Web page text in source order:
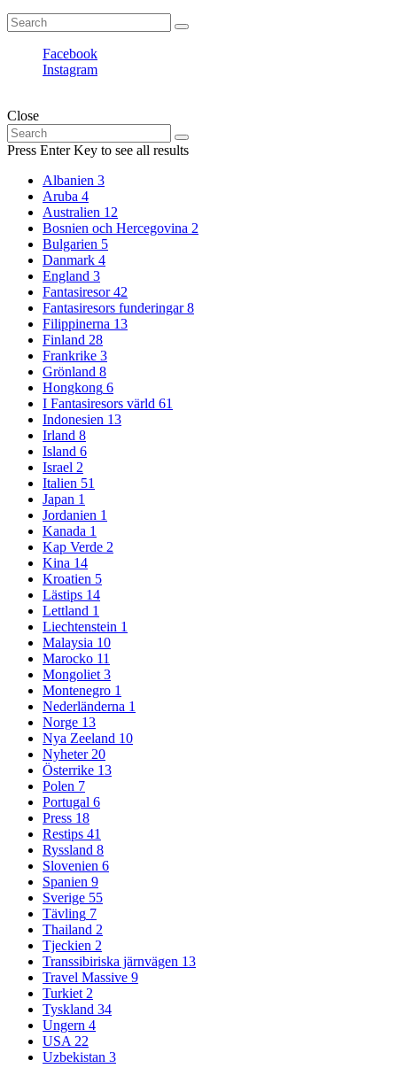
Search
for:
Search
Facebook
Instagram
Close
Search
for:
Search
Press Enter Key to see all results
Albanien 3
Aruba 4
Australien 12
Bosnien och Hercegovina 2
Bulgarien 5
Danmark 4
England 3
Fantasiresor 42
Fantasiresors funderingar 8
Filippinerna 13
Finland 28
Frankrike 3
Grönland 8
Hongkong 6
I Fantasiresors värld 61
Indonesien 13
Irland 8
Island 6
Israel 2
Italien 51
Japan 1
Jordanien 1
Kanada 1
Kap Verde 2
Kina 14
Kroatien 5
Lästips 14
Lettland 1
Liechtenstein 1
Malaysia 10
Marocko 11
Mongoliet 3
Montenegro 1
Nederländerna 1
Norge 13
Nya Zeeland 10
Nyheter 20
Österrike 13
Polen 7
Portugal 6
Press 18
Restips 41
Ryssland 8
Slovenien 6
Spanien 9
Sverige 55
Tävling 7
Thailand 2
Tjeckien 2
Transsibiriska järnvägen 13
Travel Massive 9
Turkiet 2
Tyskland 34
Ungern 4
USA 22
Uzbekistan 3